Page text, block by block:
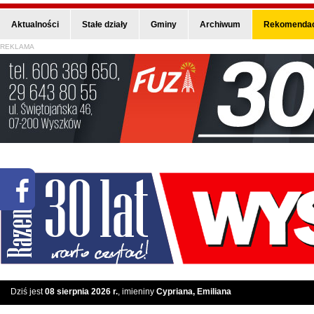
Aktualności Stałe działy Gminy Archiwum
REKLAMA
Dziś jest08 sierpnia 2026 r., imieniny Cypriana, Emiliana